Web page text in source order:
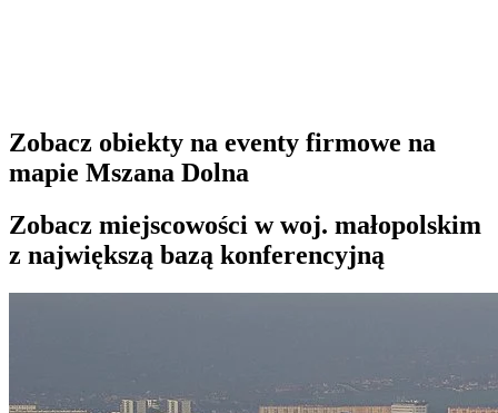
Zobacz obiekty na eventy firmowe na
mapie Mszana Dolna
Zobacz miejscowości w woj. małopolskim
z największą bazą konferencyjną